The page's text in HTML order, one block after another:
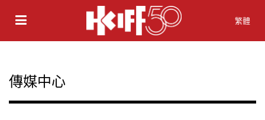
繁體
傳媒中心